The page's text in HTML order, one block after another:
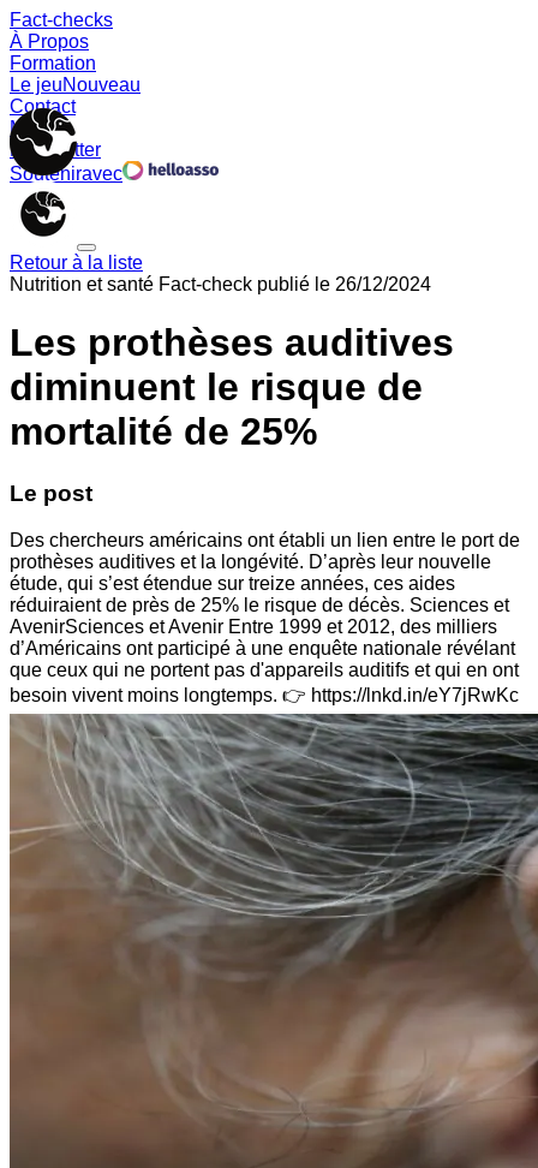
Fact-checks
À Propos
Formation
Le jeuNouveau
Contact
Memes
Newsletter
Souteniravec
Retour à la liste
Nutrition et santé Fact-check publié le 26/12/2024
Les prothèses auditives
diminuent le risque de
mortalité de 25%
Le post
Des chercheurs américains ont établi un lien entre le port de
prothèses auditives et la longévité. D’après leur nouvelle
étude, qui s’est étendue sur treize années, ces aides
réduiraient de près de 25% le risque de décès. Sciences et
AvenirSciences et Avenir Entre 1999 et 2012, des milliers
d’Américains ont participé à une enquête nationale révélant
que ceux qui ne portent pas d'appareils auditifs et qui en ont
besoin vivent moins longtemps. 👉 https://lnkd.in/eY7jRwKc